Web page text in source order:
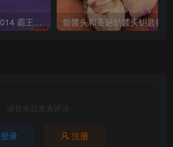
OriginalToys3D NO:014 霸王龙骨架 骷髅头和圣诞骷髅头钥匙扣
请登录后发表评论
登录 注册